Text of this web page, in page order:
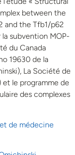
between the
and the Tfb1/p62
subvention MOP-
du Canada
19630 de la
La Société de
le programme de
des complexes
de médecine